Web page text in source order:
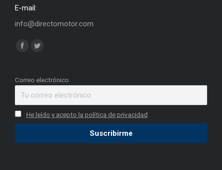
E-mail:
info@directomotor.com
Find us on:
Facebook
opens
window
Twitter
opens
window
Correo electrónico
He leído y acepto la política de privacidad